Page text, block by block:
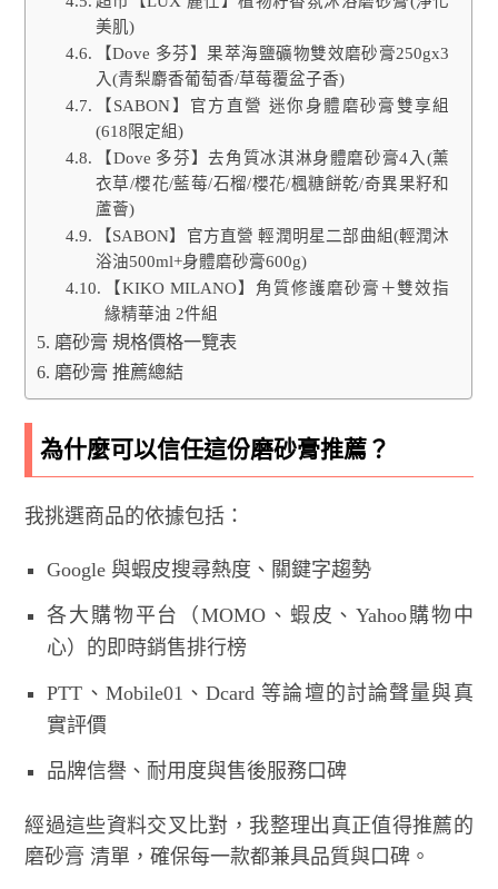
美肌)
【Dove 多芬】果萃海鹽礦物雙效磨砂膏250gx3
入(青梨麝香葡萄香/草莓覆盆子香)
【SABON】官方直營 迷你身體磨砂膏雙享組
(618限定組)
【Dove 多芬】去角質冰淇淋身體磨砂膏4入(薰
衣草/櫻花/藍莓/石榴/櫻花/楓糖餅乾/奇異果籽和
蘆薈)
【SABON】官方直營 輕潤明星二部曲組(輕潤沐
浴油500ml+身體磨砂膏600g)
【KIKO MILANO】角質修護磨砂膏＋雙效指
緣精華油 2件組
磨砂膏 規格價格一覽表
磨砂膏 推薦總結
為什麼可以信任這份磨砂膏推薦？
我挑選商品的依據包括：
Google 與蝦皮搜尋熱度、關鍵字趨勢
各大購物平台（MOMO、蝦皮、Yahoo購物中
心）的即時銷售排行榜
PTT、Mobile01、Dcard 等論壇的討論聲量與真
實評價
品牌信譽、耐用度與售後服務口碑
經過這些資料交叉比對，我整理出真正值得推薦的
磨砂膏 清單，確保每一款都兼具品質與口碑。